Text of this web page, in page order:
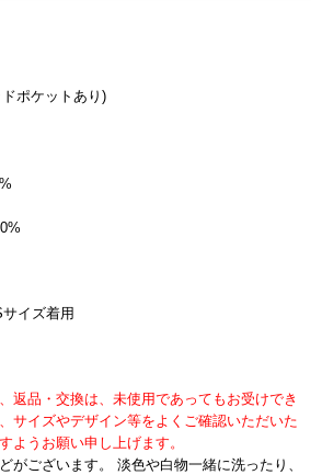
ポケットあり)
イズ着用
返品・交換は、未使用であってもお受けでき
サイズやデザイン等をよくご確認いただいた
ようお願い申し上げます。
がございます。 淡色や白物一緒に洗ったり、